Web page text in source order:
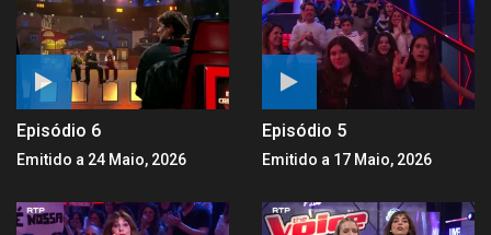
Episódio 6
Emitido a 24 Maio, 2026
Episódio 5
Emitido a 17 Maio, 2026